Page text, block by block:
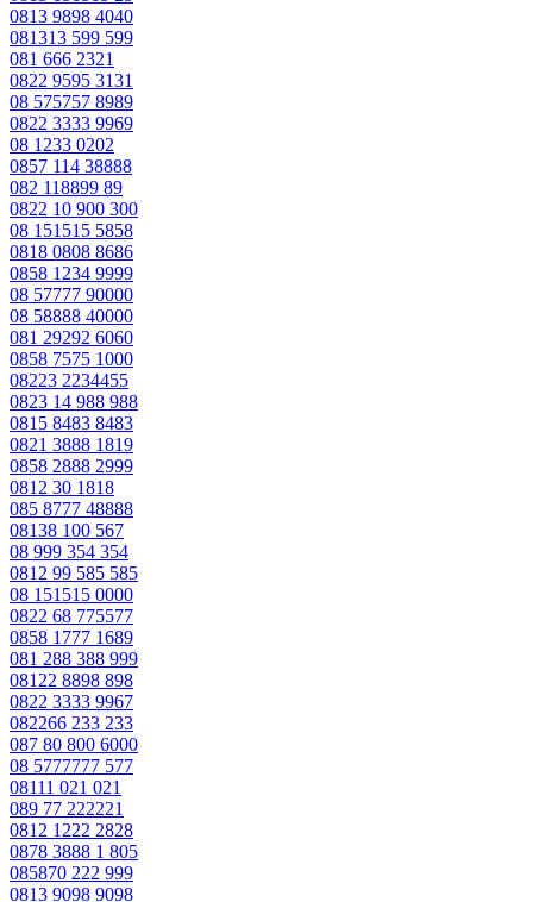
0813 9898 4040
081313 599 599
081 666 2321
0822 9595 3131
08 575757 8989
0822 3333 9969
08 1233 0202
0857 114 38888
082 118899 89
0822 10 900 300
08 151515 5858
0818 0808 8686
0858 1234 9999
08 57777 90000
08 58888 40000
081 29292 6060
0858 7575 1000
08223 2234455
0823 14 988 988
0815 8483 8483
0821 3888 1819
0858 2888 2999
0812 30 1818
085 8777 48888
08138 100 567
08 999 354 354
0812 99 585 585
08 151515 0000
0822 68 775577
0858 1777 1689
081 288 388 999
08122 8898 898
0822 3333 9967
082266 233 233
087 80 800 6000
08 5777777 577
08111 021 021
089 77 222221
0812 1222 2828
0878 3888 1 805
085870 222 999
0813 9098 9098